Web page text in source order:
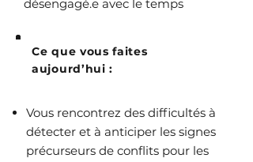
désengagé.e avec le temps
Ce que vous faites
aujourd’hui :
Vous rencontrez des difficultés à
détecter et à anticiper les signes
précurseurs de conflits pour les